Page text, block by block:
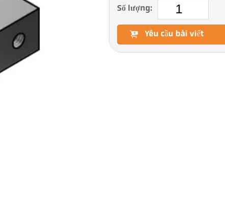
Số lượng:
Yêu cầu bài viết